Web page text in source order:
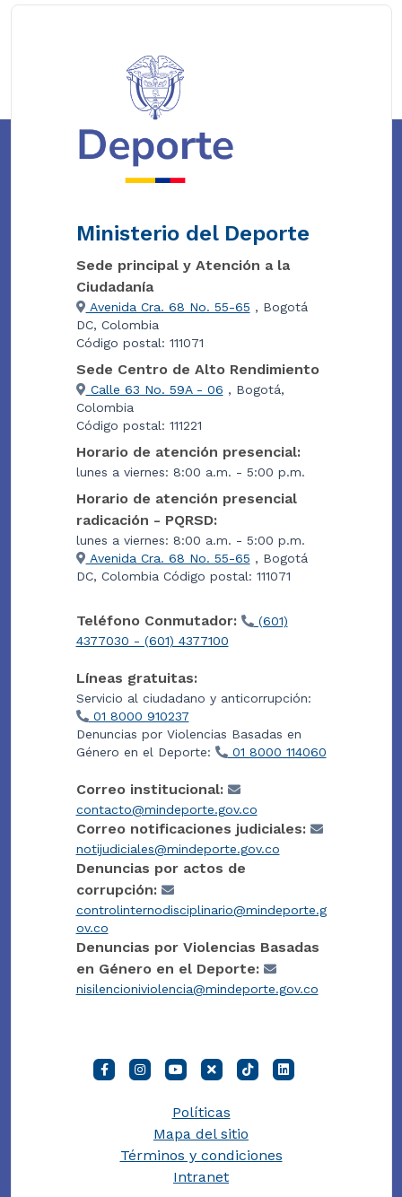
Ministerio del Deporte
Sede principal y Atención a la
Ciudadanía
Avenida Cra. 68 No. 55-65 , Bogotá
DC, Colombia
Código postal: 111071
Sede Centro de Alto Rendimiento
Calle 63 No. 59A - 06 , Bogotá,
Colombia
Código postal: 111221
Horario de atención presencial:
lunes a viernes: 8:00 a.m. - 5:00 p.m.
Horario de atención presencial
radicación - PQRSD:
lunes a viernes: 8:00 a.m. - 5:00 p.m.
Avenida Cra. 68 No. 55-65 , Bogotá
DC, Colombia Código postal: 111071
Teléfono Conmutador:
(601)
4377030 - (601) 4377100
Líneas gratuitas:
Servicio al ciudadano y anticorrupción:
01 8000 910237
Denuncias por Violencias Basadas en
Género en el Deporte:
01 8000 114060
Correo institucional:
contacto@mindeporte.gov.co
Correo notificaciones judiciales:
notijudiciales@mindeporte.gov.co
Denuncias por actos de
corrupción:
controlinternodisciplinario@mindeporte.g
ov.co
Denuncias por Violencias Basadas
en Género en el Deporte:
nisilencioniviolencia@mindeporte.gov.co
Políticas
Mapa del sitio
Términos y condiciones
Intranet